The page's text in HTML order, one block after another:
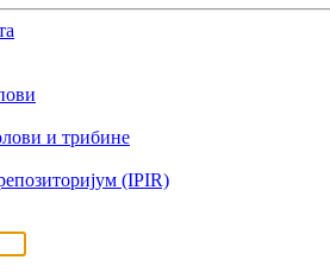
и трибине
(IPIR)